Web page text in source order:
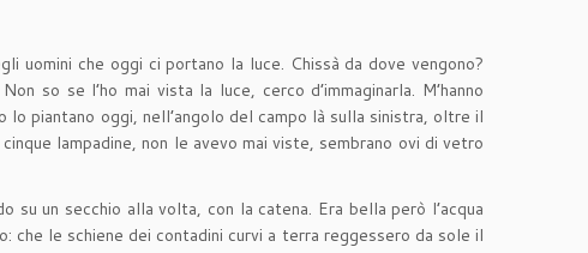
uomini che oggi ci portano la luce. Chissà da dove vengono?
so se l’ho mai vista la luce, cerco d’immaginarla. M’hanno
piantano oggi, nell’angolo del campo là sulla sinistra, oltre il
lampadine, non le avevo mai viste, sembrano ovi di vetro
un secchio alla volta, con la catena. Era bella però l’acqua
che le schiene dei contadini curvi a terra reggessero da sole il